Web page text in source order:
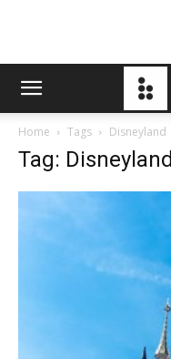
Home Tags Disneyland
Tag: Disneyland